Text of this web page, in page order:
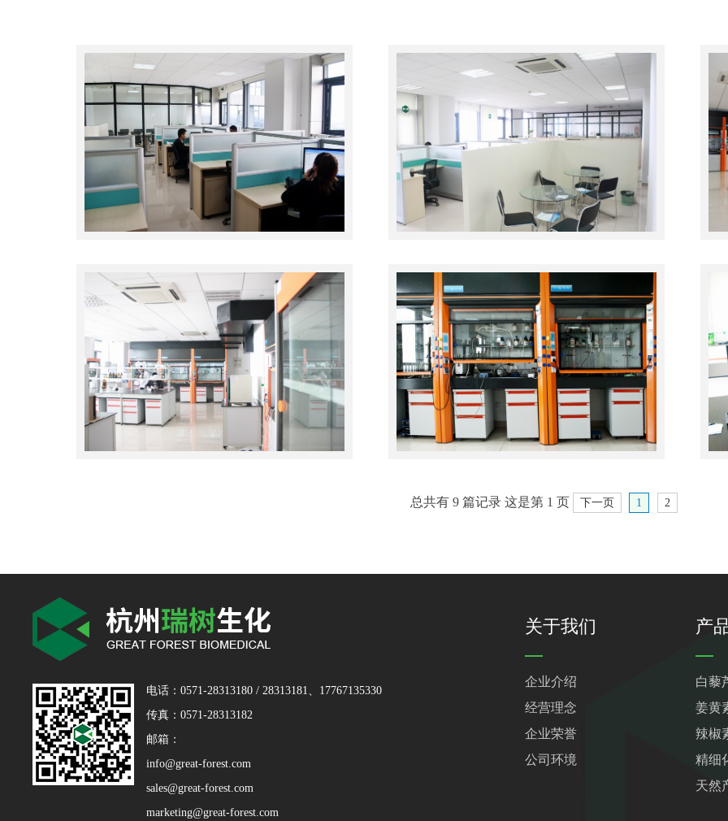
总共有 9 篇记录 这是第 1 页 下一页 1 2
电话：0571-28313180 / 28313181、17767135330
传真：0571-28313182
邮箱：
info@great-forest.com
sales@great-forest.com
marketing@great-forest.com
关于我们
企业介绍
经营理念
企业荣誉
公司环境
产
白藜
姜黄
辣椒
精细
天然